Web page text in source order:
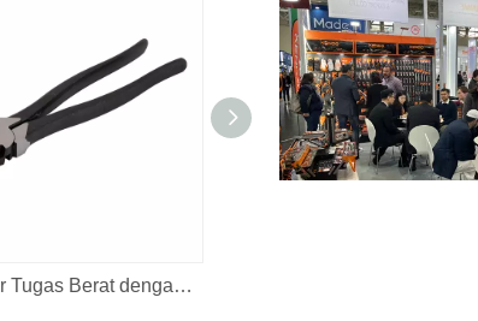
Plier Anggar Tugas Berat dengan Alur Ekstra Pada Rahang